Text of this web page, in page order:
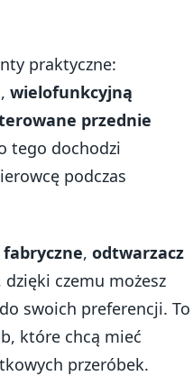
praktyczne:
wielofunkcyjną
przednie
tego dochodzi
podczas
, odtwarzacz
dzięki czemu możesz
swoich preferencji. To
które chcą mieć
przeróbek.